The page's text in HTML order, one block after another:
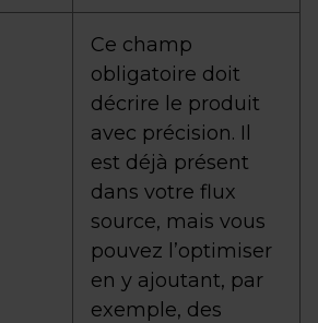
Ce champ
obligatoire doit
décrire le produit
avec précision. Il
est déjà présent
dans votre flux
source, mais vous
pouvez l’optimiser
en y ajoutant, par
exemple, des